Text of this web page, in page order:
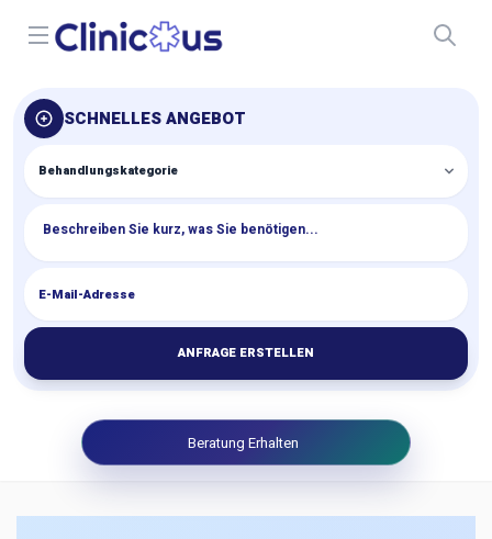
Open menu
SCHNELLES ANGEBOT
ANFRAGE ERSTELLEN
Beratung Erhalten